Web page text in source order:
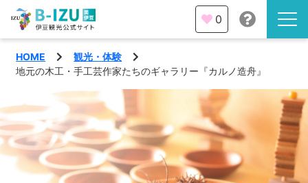
伊豆半島を知る
伊豆のみどころ
みる
あそぶ
観光・体験
イベント
0
HOME
観光・体験
地元の木工・手工芸作家たちのギャラリー『カルノ造舟』